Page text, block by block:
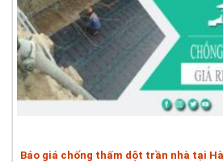
Báo giá chống thấm dột trần nhà tại Hà